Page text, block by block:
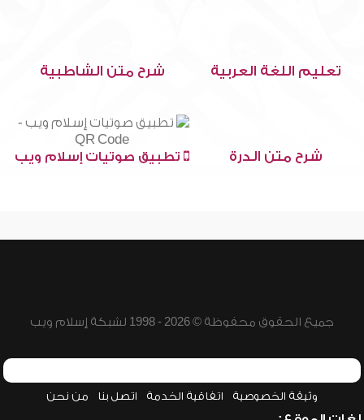
تعليم اللغة العربية شرح متن الشاطبية
شرح متن الدرة تطبيق صوتيات إسلام ويب
جميع الحقوق محفوظة © 2026 - 1998 لشبكة إسلام ويب
وثيقة الخصوصية اتفاقية الخدمة اتصل بنا من نحن